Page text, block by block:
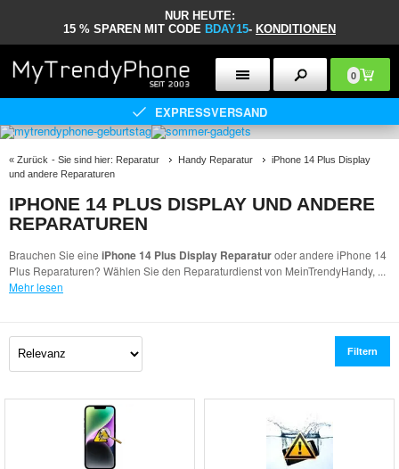
NUR HEUTE:
15 % SPAREN MIT CODE BDAY15- KONDITIONEN
0
EXPRESSVERSAND
« Zurück - Sie sind hier: Reparatur Handy Reparatur
iPhone 14 Plus Display
und andere Reparaturen
IPHONE 14 PLUS DISPLAY UND ANDERE
REPARATUREN
Brauchen Sie eine iPhone 14 Plus Display Reparaturoder andere iPhone 14
Plus Reparaturen? Wählen Sie den Reparaturdienst von MeinTrendyHandy, ...
Mehr lesen
Filtern